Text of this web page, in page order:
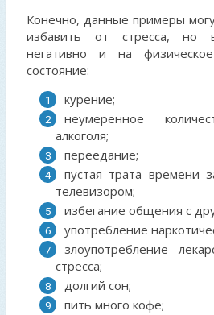
Конечно, данные примеры
избавить от стресса, но
негативно и на
состояние:
курение;
неумеренное
алкоголя;
переедание;
пустая трата времени
телевизором;
избегание общения с
употребление
злоупотребление
стресса;
долгий сон;
пить много кофе;